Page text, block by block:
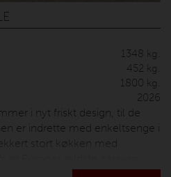
1348 kg.
452 kg.
1800 kg.
2026
i nyt friskt design, til de
er indrette med enkeltsenge i
stort køkken med
højsæde. Vi har taget den